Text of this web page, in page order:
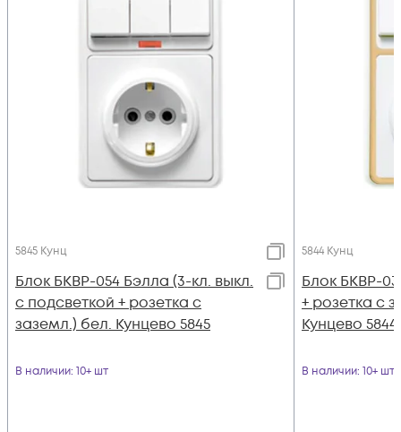
5845 Кунц
Блок БКВР-054 Бэлла (3-кл. выкл.
с подсветкой + розетка с
заземл.) бел. Кунцево 5845
В наличии: 10+ шт
5844 Кунц
Блок БКВР-
+ розетка с
Кунцево 5844
В наличии: 10+ шт